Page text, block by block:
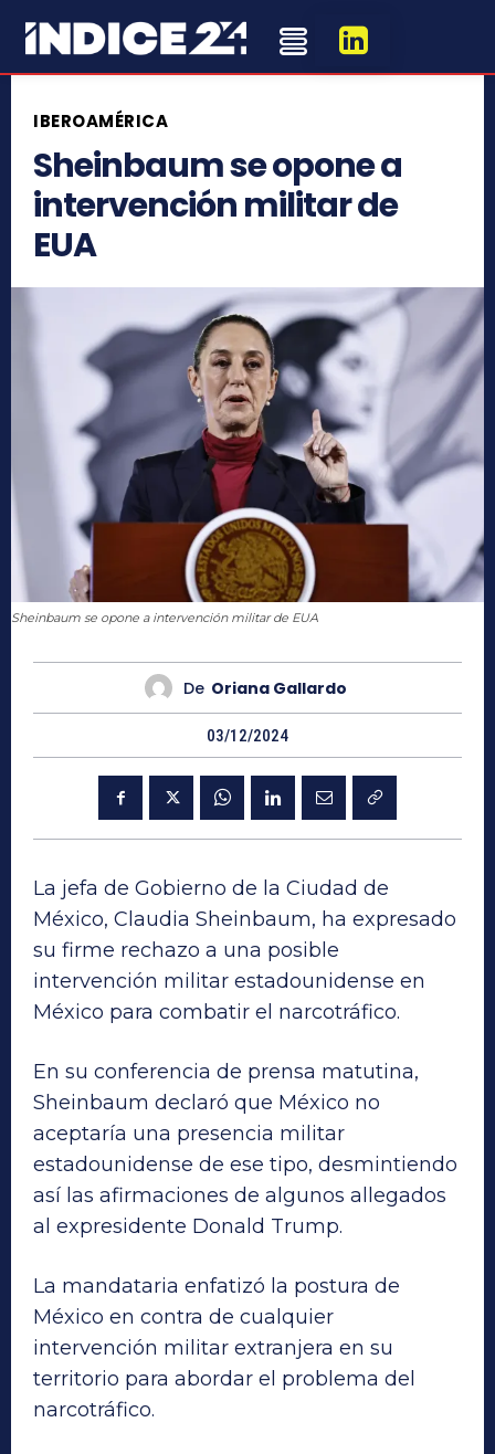
IBEROAMÉRICA
Sheinbaum se opone a
intervención militar de
EUA
Sheinbaum se opone a intervención militar de EUA
De Oriana Gallardo
03/12/2024
La jefa de Gobierno de la Ciudad de
México, Claudia Sheinbaum, ha expresado
su firme rechazo a una posible
intervención militar estadounidense en
México para combatir el narcotráfico.
En su conferencia de prensa matutina,
Sheinbaum declaró que México no
aceptaría una presencia militar
estadounidense de ese tipo, desmintiendo
así las afirmaciones de algunos allegados
al expresidente Donald Trump.
La mandataria enfatizó la postura de
México en contra de cualquier
intervención militar extranjera en su
territorio para abordar el problema del
narcotráfico.